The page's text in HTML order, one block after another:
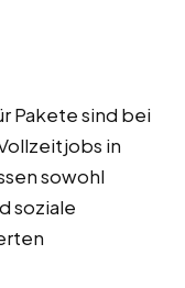
Pakete sind bei
in
sowohl
soziale